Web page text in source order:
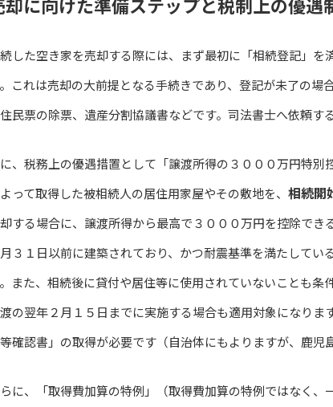
した空き家を売却する際には、まず最初に「相続登記」
これは売却の大前提となる手続きであり、登記が未了の
民票の除票、遺産分割協議書などです。司法書士へ依頼す
、税務上の優遇措置として「譲渡所得の３０００万円特
って取得した被相続人の居住用家屋やその敷地を、 相続開
する場合に、譲渡所得から最高で３０００万円を控除で
３１日以前に建築されており、かつ耐震基準を満たして
また、相続後に貸付や居住等に使用されていないことも
の翌年２月１５日までに実施する場合も適用対象になり
確認書」の取得が必要です（自治体にもよりますが、鹿児
に、「取得費加算の特例」（取得費加算の特例ではなく